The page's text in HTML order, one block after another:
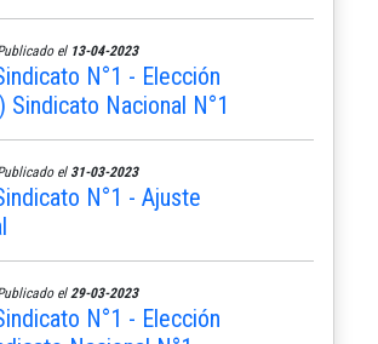
el 13-04-2023
N°1 - Elección
Sindicato Nacional N°1
el 31-03-2023
N°1 - Ajuste
el 29-03-2023
N°1 - Elección